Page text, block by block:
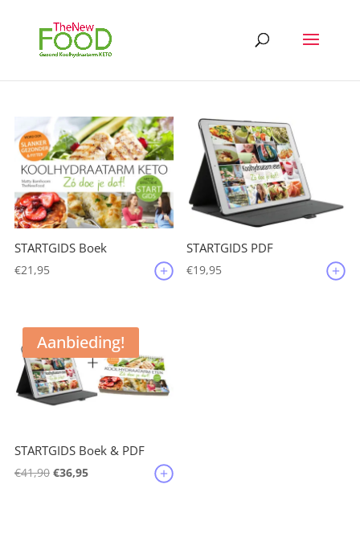
STARTGIDS Boek
€21,95
STARTGIDS PDF
€19,95
Aanbieding!
STARTGIDS Boek & PDF
€41,90 Oorspronkelijke
€36,95Huidige